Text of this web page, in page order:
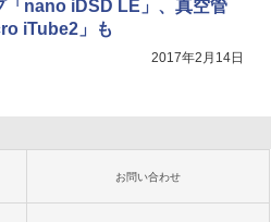
「nano iDSD LE」、真空管
iTube2」も
2017年2月14日
お問い合わせ